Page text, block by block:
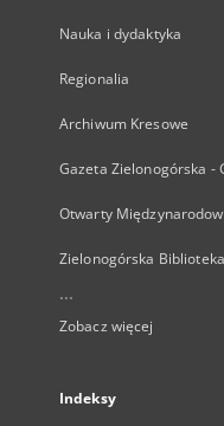
Nauka i dydaktyka
Regionalia
Archiwum Kresowe
Gazeta Zielonogórska -
Otwarty
Zielonogórska
...
Zobacz więcej
Indeksy